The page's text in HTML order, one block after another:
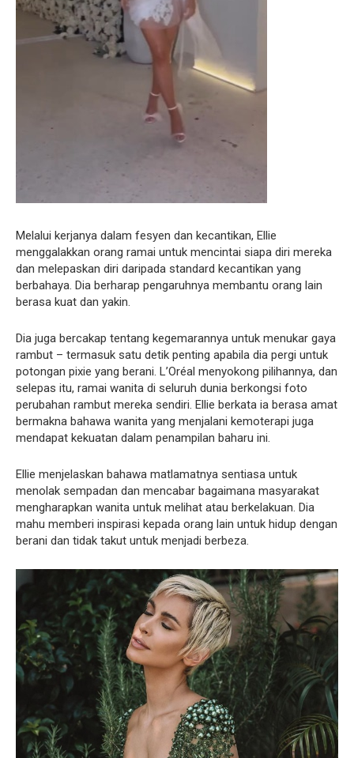
Melalui kerjanya dalam fesyen dan kecantikan, Ellie
menggalakkan orang ramai untuk mencintai siapa diri mereka
dan melepaskan diri daripada standard kecantikan yang
berbahaya. Dia berharap pengaruhnya membantu orang lain
berasa kuat dan yakin.
Dia juga bercakap tentang kegemarannya untuk menukar gaya
rambut – termasuk satu detik penting apabila dia pergi untuk
potongan pixie yang berani. L’Oréal menyokong pilihannya, dan
selepas itu, ramai wanita di seluruh dunia berkongsi foto
perubahan rambut mereka sendiri. Ellie berkata ia berasa amat
bermakna bahawa wanita yang menjalani kemoterapi juga
mendapat kekuatan dalam penampilan baharu ini.
Ellie menjelaskan bahawa matlamatnya sentiasa untuk
menolak sempadan dan mencabar bagaimana masyarakat
mengharapkan wanita untuk melihat atau berkelakuan. Dia
mahu memberi inspirasi kepada orang lain untuk hidup dengan
berani dan tidak takut untuk menjadi berbeza.